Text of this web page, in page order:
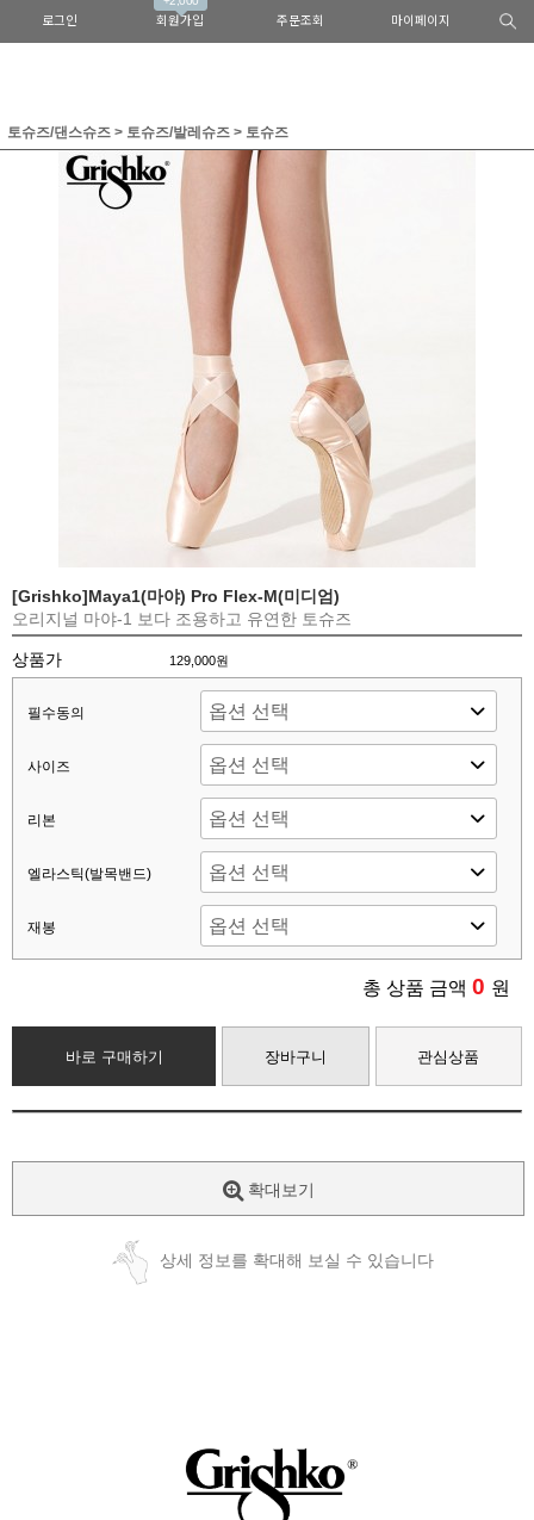
로그인 회원가입 주문조회 마이페이지
토슈즈/댄스슈즈 > 토슈즈/발레슈즈 > 토슈즈
[Grishko]Maya1(마야) Pro Flex-M(미디엄)
오리지널 마야-1 보다 조용하고 유연한 토슈즈
상품가 129,000원
필수동의
사이즈
리본
엘라스틱(발목밴드)
재봉
총 상품 금액 0 원
바로 구매하기 장바구니 관심상품
확대보기
상세 정보를 확대해 보실 수 있습니다